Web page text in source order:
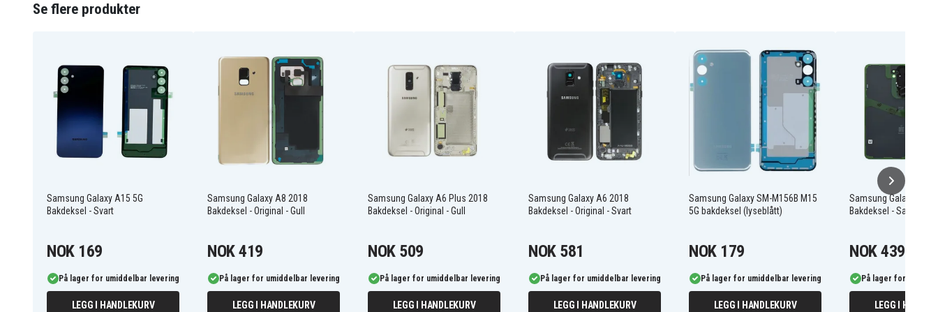
Se flere produkter
Samsung Galaxy A15 5G
Bakdeksel - Svart
NOK 169
På lager for umiddelbar levering
LEGG I HANDLEKURV
Samsung Galaxy A8 2018
Bakdeksel - Original - Gull
NOK 419
På lager for umiddelbar levering
LEGG I HANDLEKURV
Samsung Galaxy A6 Plus 2018
Bakdeksel - Original - Gull
NOK 509
På lager for umiddelbar levering
LEGG I HANDLEKURV
Samsung Galaxy A6 2018
Bakdeksel - Original - Svart
NOK 581
På lager for umiddelbar levering
LEGG I HANDLEKURV
Samsung Galaxy SM-M156B M15
5G bakdeksel (lyseblått)
NOK 179
På lager for umiddelbar levering
LEGG I HANDLEKURV
Samsung Galaxy
Bakdeksel -
NOK 439
På lager for
LEGG I